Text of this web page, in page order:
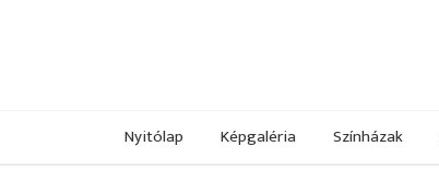
Nyitólap Képgaléria Színházak